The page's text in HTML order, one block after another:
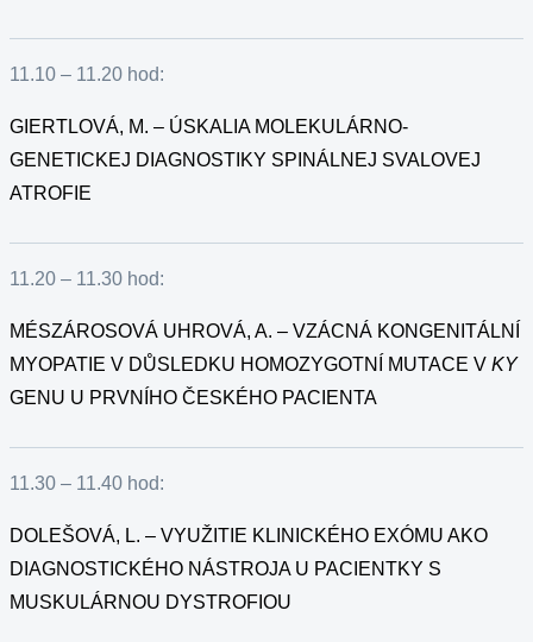
11.10 – 11.20 hod:
GIERTLOVÁ, M. – ÚSKALIA MOLEKULÁRNO-
GENETICKEJ DIAGNOSTIKY SPINÁLNEJ SVALOVEJ
ATROFIE
11.20 – 11.30 hod:
MÉSZÁROSOVÁ UHROVÁ, A. – VZÁCNÁ KONGENITÁLNÍ
MYOPATIE V DŮSLEDKU HOMOZYGOTNÍ MUTACE V KY
GENU U PRVNÍHO ČESKÉHO PACIENTA
11.30 – 11.40 hod:
DOLEŠOVÁ, L. – VYUŽITIE KLINICKÉHO EXÓMU AKO
DIAGNOSTICKÉHO NÁSTROJA U PACIENTKY S
MUSKULÁRNOU DYSTROFIOU